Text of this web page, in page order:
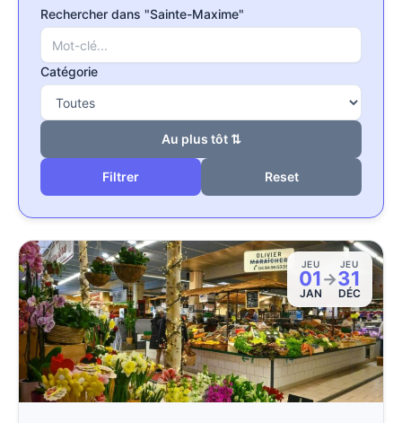
Rechercher dans "Sainte-Maxime"
Catégorie
Au plus tôt ⇅
Reset
JEU
01
JAN
→
JEU
31
DÉC